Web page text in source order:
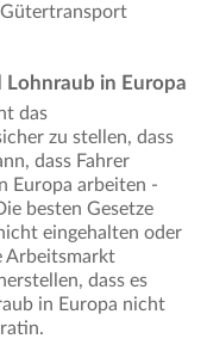
in Europa
das
zu stellen, dass
dass Fahrer
Europa arbeiten -
besten Gesetze
eingehalten oder
Arbeitsmarkt
dass es
in Europa nicht